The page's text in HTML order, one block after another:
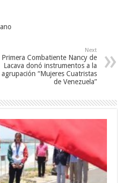
Next
Primera Combatiente Nancy de
Lacava donó instrumentos a la
agrupación “Mujeres Cuatristas
de Venezuela”